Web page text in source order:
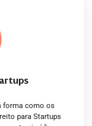
forma como os
para Startups